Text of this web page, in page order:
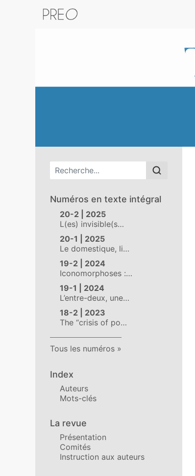
Menu principal
Numéros en texte intégral
20-2 | 2025
L(es) invisible(s…
20-1 | 2025
Le domestique, li…
19-2 | 2024
Iconomorphoses :…
19-1 | 2024
L’entre-deux, une…
18-2 | 2023
The “crisis of po…
Tous les numéros
Index
Auteurs
Mots-clés
La revue
Présentation
Comités
Instruction aux auteurs